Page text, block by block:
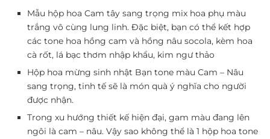
Mẫu hộp hoa Cam tây sang trọng mix hoa phụ màu
trắng vô cùng lung linh. Đặc biệt, bạn có thể kết hợp
các tone hoa hồng cam và hồng nâu socola, kèm hoa
cà rốt, lá bạc thơm nhập khẩu, kim ngư thảo
Hộp hoa mừng sinh nhật Bạn tone màu Cam – Nâu
sang trọng, tinh tế sẽ là món quà ý nghĩa cho người
được nhận.
Trong xu hướng thiết kế hiện đại, gam màu đang lên
ngôi là cam – nâu. Vậy sao không thể là 1 hộp hoa tone